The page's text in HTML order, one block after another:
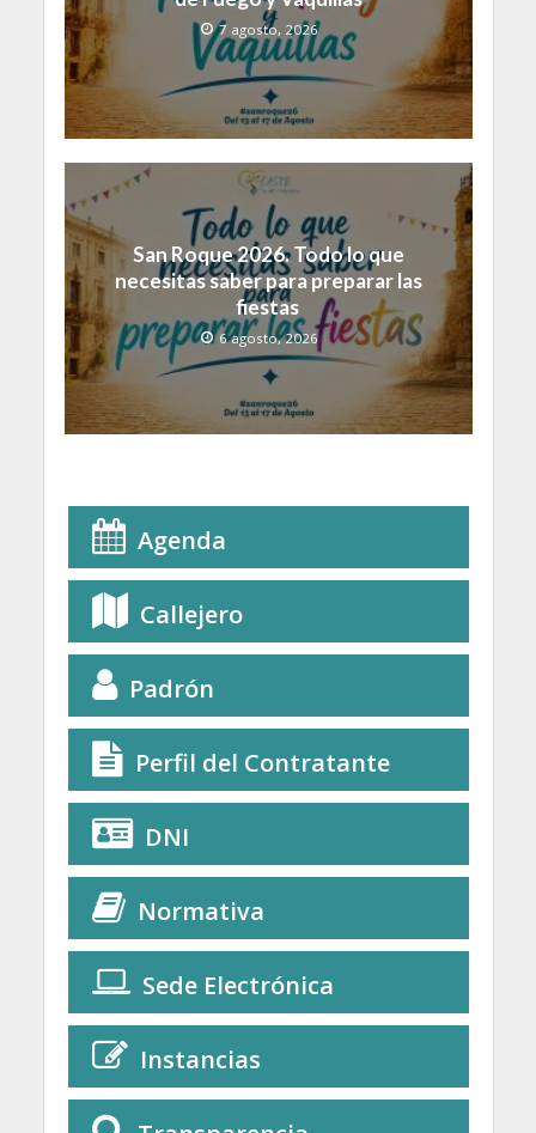
7 agosto, 2026
San Roque 2026. Todo lo que
necesitas saber para preparar las
fiestas
6 agosto, 2026
Agenda
Callejero
Padrón
Perfil del Contratante
DNI
Normativa
Sede Electrónica
Instancias